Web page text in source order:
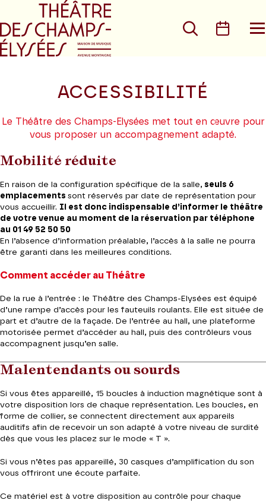
Aller au menu principal
Rechercher
ACCESSIBILITÉ
Le Théâtre des Champs-Elysées met tout en œuvre pour
vous proposer un accompagnement adapté.
Mobilité réduite
En raison de la configuration spécifique de la salle, seuls 6
emplacements sont réservés par date de représentation pour
vous accueillir. Il est donc indispensable d’informer le théâtre
de votre venue au moment de la réservation par téléphone
au 01 49 52 50 50
En l’absence d’information préalable, l’accès à la salle ne pourra
être garanti dans les meilleures conditions.
Comment accéder au Théâtre
De la rue à l’entrée : le Théâtre des Champs-Elysées est équipé
d’une rampe d’accès pour les fauteuils roulants. Elle est située de
part et d’autre de la façade. De l’entrée au hall, une plateforme
motorisée permet d’accéder au hall, puis des contrôleurs vous
accompagnent jusqu’en salle.
Malentendants ou sourds
Si vous êtes appareillé, 15 boucles à induction magnétique sont à
votre disposition lors de chaque représentation. Les boucles, en
forme de collier, se connectent directement aux appareils
auditifs afin de recevoir un son adapté à votre niveau de surdité
dès que vous les placez sur le mode « T ».
Si vous n’êtes pas appareillé, 30 casques d’amplification du son
vous offriront une écoute parfaite.
Ce matériel est à votre disposition au contrôle pour chaque